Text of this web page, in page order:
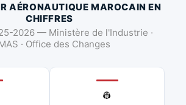
AÉRONAUTIQUE MAROCAIN EN
CHIFFRES
2026 — Ministère de l'Industrie ·
· Office des Changes
👷